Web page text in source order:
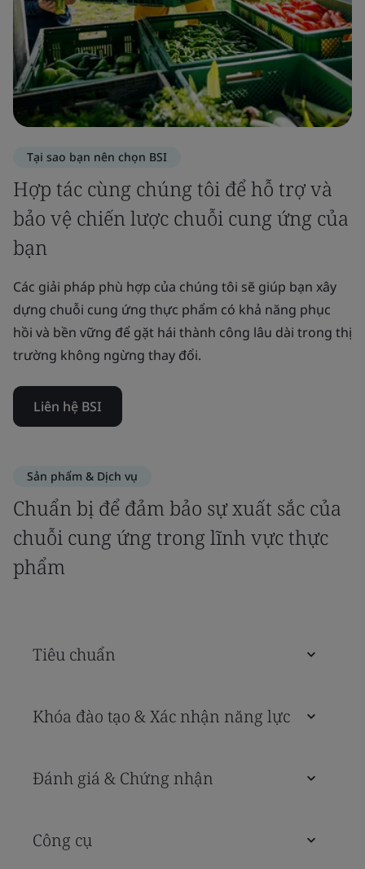
Tại sao bạn nên chọn BSI
Hợp tác cùng chúng tôi để hỗ trợ và
bảo vệ chiến lược chuỗi cung ứng của
bạn
Các giải pháp phù hợp của chúng tôi sẽ giúp bạn xây
dựng chuỗi cung ứng thực phẩm có khả năng phục
hồi và bền vững để gặt hái thành công lâu dài trong thị
trường không ngừng thay đổi.
Liên hệ BSI
Sản phẩm & Dịch vụ
Chuẩn bị để đảm bảo sự xuất sắc của
chuỗi cung ứng trong lĩnh vực thực
phẩm
Tiêu chuẩn
Khóa đào tạo & Xác nhận năng lực
Đánh giá & Chứng nhận
Công cụ